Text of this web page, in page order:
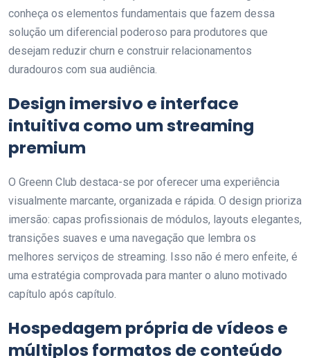
conheça os elementos fundamentais que fazem dessa
solução um diferencial poderoso para produtores que
desejam reduzir churn e construir relacionamentos
duradouros com sua audiência.
Design imersivo e interface
intuitiva como um streaming
premium
O Greenn Club destaca-se por oferecer uma experiência
visualmente marcante, organizada e rápida. O design prioriza
imersão: capas profissionais de módulos, layouts elegantes,
transições suaves e uma navegação que lembra os
melhores serviços de streaming. Isso não é mero enfeite, é
uma estratégia comprovada para manter o aluno motivado
capítulo após capítulo.
Hospedagem própria de vídeos e
múltiplos formatos de conteúdo